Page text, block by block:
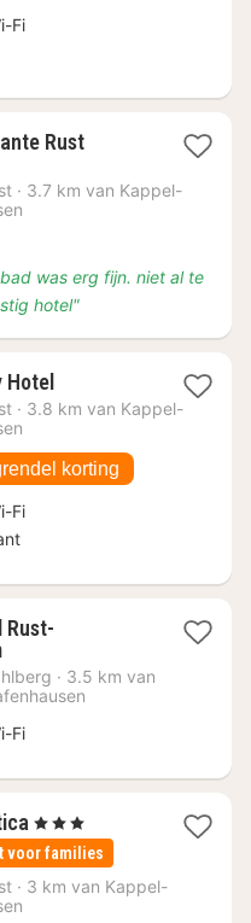
147,04
Fi
Rust1
vanaf
· 3.7 km van Kappel-
was erg fijn. niet al te
hotel"
Hotel1
nacht
130,30
· 3.8 km van Kappel-
korting
Fi
Rust-
1
nacht
vanaf
93,79
· 3.5 km van
Fi
1
nacht
vanaf
€
, 3 Sterren
voor families
· 3 km van Kappel-